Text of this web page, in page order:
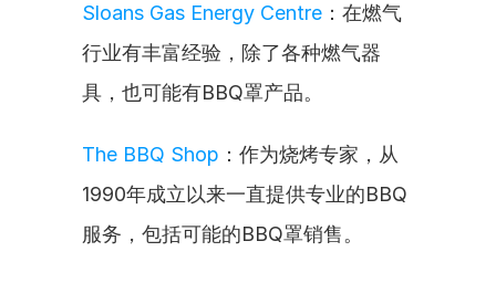
Sloans Gas Energy Centre ：在燃气
行业有丰富经验，除了各种燃气器
具，也可能有BBQ罩产品。
The BBQ Shop ：作为烧烤专家，从
1990年成立以来一直提供专业的BBQ
服务，包括可能的BBQ罩销售。